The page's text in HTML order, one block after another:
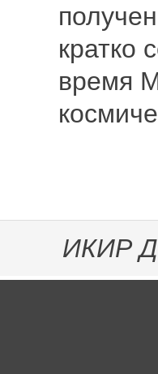
кратко
время
ИКИР